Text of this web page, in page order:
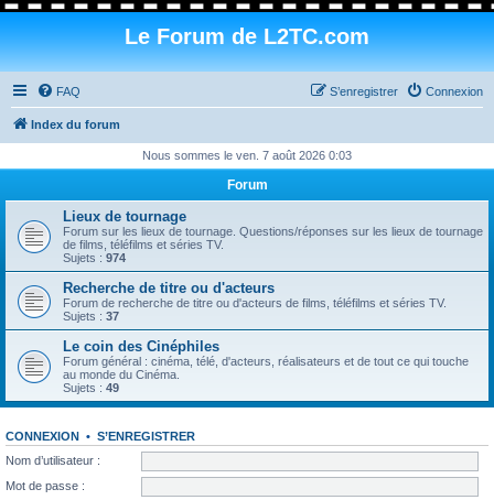
Le Forum de L2TC.com
FAQ Connexion
S’enregistrer
Index du forum
Nous sommes le ven. 7 août 2026 0:03
Forum
Lieux de tournage
Forum sur les lieux de tournage. Questions/réponses sur les lieux de tournage
de films, téléfilms et séries TV.
Sujets : 974
Recherche de titre ou d'acteurs
Forum de recherche de titre ou d'acteurs de films, téléfilms et séries TV.
Sujets : 37
Le coin des Cinéphiles
Forum général : cinéma, télé, d'acteurs, réalisateurs et de tout ce qui touche
au monde du Cinéma.
Sujets : 49
CONNEXION • S’ENREGISTRER
Nom d’utilisateur :
Mot de passe :